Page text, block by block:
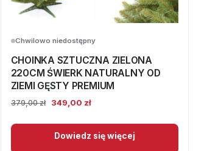
Chwilowo niedostępny
CHOINKA SZTUCZNA ZIELONA
220CM ŚWIERK NATURALNY OD
ZIEMI GĘSTY PREMIUM
379,00zł
Pierwotna
wynosiła:
379,00 zł.
349,00 złAktualna
wynosi:
349,00 zł.
Dowiedz się więcej